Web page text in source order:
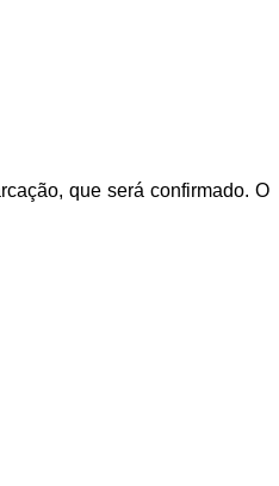
que será confirmado. O